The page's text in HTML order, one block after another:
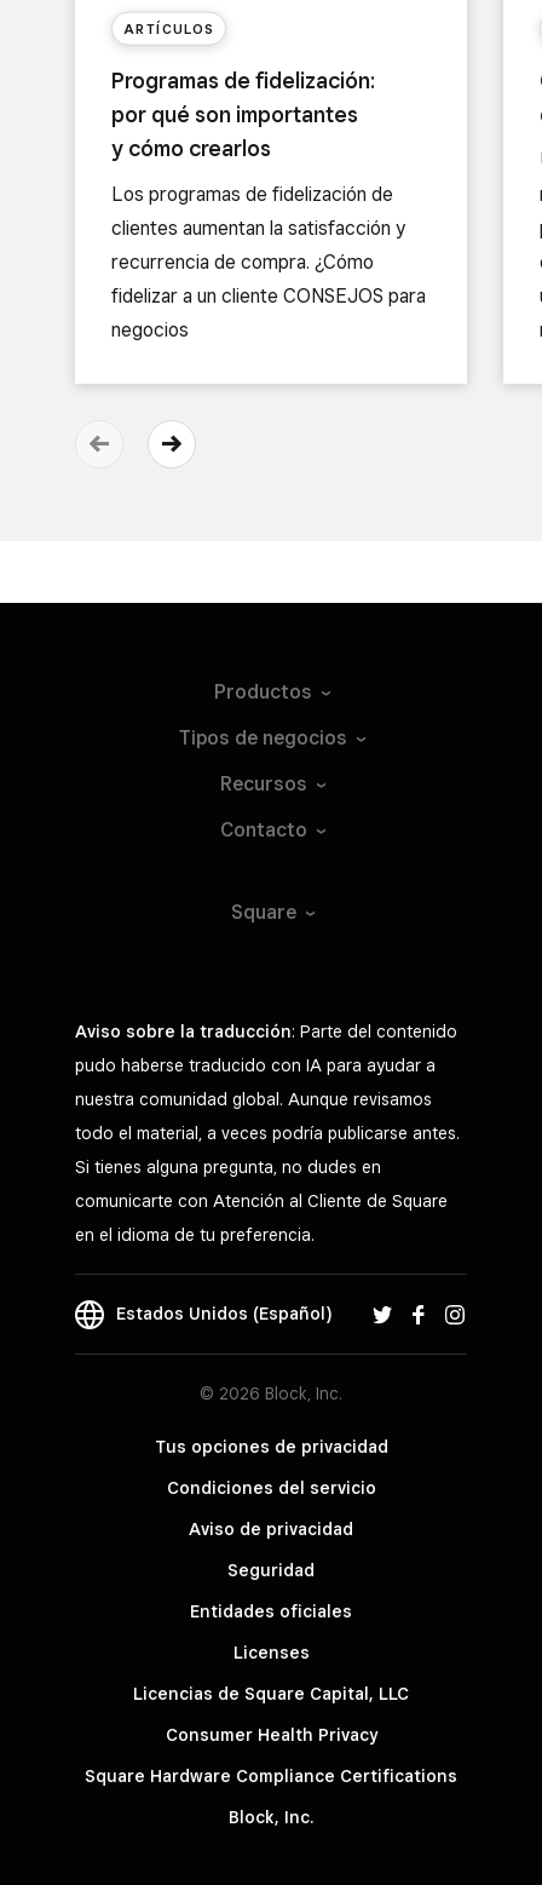
ARTÍCULOS
Programas de fidelización:
por qué son importantes
y cómo crearlos
Los programas de fidelización de
clientes aumentan la satisfacción y
recurrencia de compra. ¿Cómo
fidelizar a un cliente CONSEJOS para
negocios
Productos
Tipos de negocios
Recursos
Contacto
Square
Aviso sobre la traducción: Parte del contenido
pudo haberse traducido con IA para ayudar a
nuestra comunidad global. Aunque revisamos
todo el material, a veces podría publicarse antes.
Si tienes alguna pregunta, no dudes en
comunicarte con Atención al Cliente de Square
en el idioma de tu preferencia.
Estados Unidos (Español)
© 2026 Block, Inc.
Tus opciones de privacidad
Condiciones del servicio
Aviso de privacidad
Seguridad
Entidades oficiales
Licenses
Licencias de Square Capital, LLC
Consumer Health Privacy
Square Hardware Compliance Certifications
Block, Inc.